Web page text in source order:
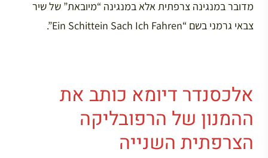
מדובר במנגינה צרפתית אלא במנגינה “מיובאת” של שיר
צבאי גרמני בשם “Ein Schittein Sach Ich Fahren”.
אלכסנדר דיומא כותב את
ההמנון של הרפובליקה
הצרפתית השנייה